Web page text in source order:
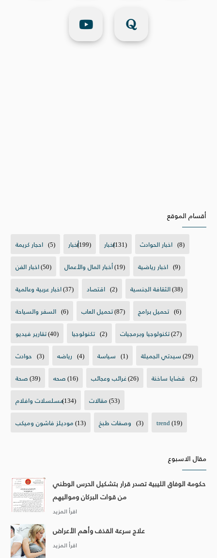
أقسام الموقع
احجار كريمة (5) أخبار(199) اخبار(131) اخبار الحوادث (8)
اخبار الفن(50) أخبار المال والأعمال(19) اخبار رياضية (9)
اخبار عربية وعالمية(37) اقتصاد (2) الثقافة الجنسية(38)
السفر والسياحة (6) تحميل العاب(87) تحميل برامج (6)
تقارير فيديو(40) تكنولوجيا (2) تكنولوجيا وبرمجيات(27)
حوادث (3) رياضه (4) سياسة (1) سيدتي الجميلة(29)
صحة(39) صحه(16) غرائب وعجائب(26) قضايا ساخنة (2)
مسلسلات وافلام(134) مقالات(53)
موديلز فاشون وميكب(13) وصفات طبخ (3) trend(19)
مقال الاسبوع
حكومة الوفاق الليبية تصدر قرار بتشكيل الحرس الوطني
من قوات البركان ومواليهم
علاج سرعة القذف وأهم الأعراض